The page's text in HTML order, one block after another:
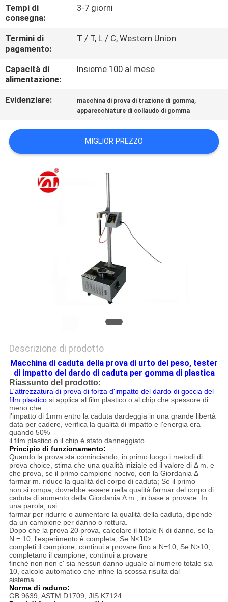
CONTATTICI
NOTIZIE
UNA
VR
SHOW
Tempi di
consegna:
3-7 giorni
Termini di
pagamento:
T / T, L / C, Western Union
Capacità di
alimentazione:
Insieme 100 al mese
Evidenziare: macchina di prova di trazione di gomma,
apparecchiature di collaudo di gomma
MIGLIOR PREZZO
Descrizione di prodotto
Macchina di caduta della prova di urto del peso, tester
di impatto del dardo di caduta per gomma di plastica
Riassunto del prodotto:
L'attrezzatura di prova di forza d'impatto del dardo di goccia del
film plasticosi applica al film plastico o al chip che spessore di
meno che
l'impatto di 1mm entro la caduta dardeggia in una grande libertà
data per cadere, verifica la qualità di impatto e l'energia era
quando 50%
il film plastico o il chip è stato danneggiato.
Principio di funzionamento:
Quando la prova sta cominciando, in primo luogo i metodi di
prova choice, stima che una qualità iniziale ed il valore di Δ m. e
che prova, se il primo campione nocivo, con la Giordania Δ
farmar m. riduce la qualità del corpo di caduta; Se il primo
non si rompa, dovrebbe essere nella qualità farmar del corpo di
caduta di aumento della Giordania Δ m., in base a provare. In
una parola, usi
farmar per ridurre o aumentare la qualità della caduta, dipende
da un campione per danno o rottura.
Dopo che la prova 20 prova, calcolare il totale N di danno, se la
N = 10, l'esperimento è completa; Se N<10>
completi il campione, continui a provare fino a N=10; Se N>10,
completano il campione, continui a provare
finché non non c' sia nessun danno uguale al numero totale sia
10, calcolo automatico che infine la scossa risulta dal
sistema.
Norma di raduno:
GB 9639, ASTM D1709, JIS K7124